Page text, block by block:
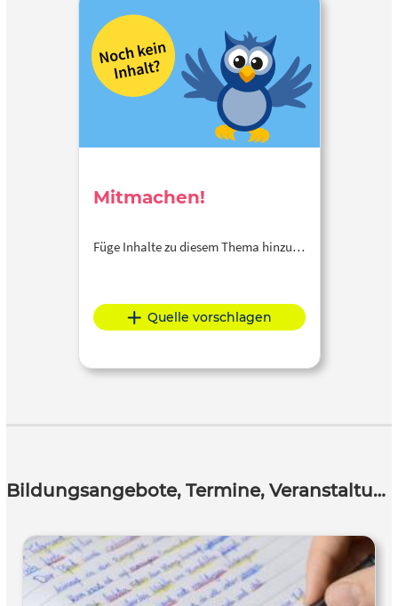
Mitmachen!
Füge Inhalte zu diesem Thema hinzu…
Quelle vorschlagen
Bildungsangebote, Termine, Veranstaltungen